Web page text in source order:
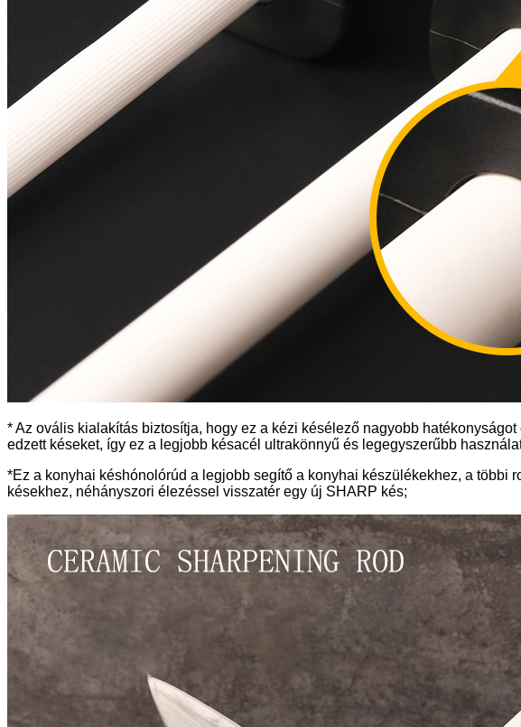
* Az ovális kialakítás biztosítja, hogy ez a kézi késélező nagyobb
edzett késeket, így ez a legjobb késacél ultrakönnyű és legegyszerűbb
*Ez a konyhai késhónolórúd a legjobb segítő a konyhai készülékekhez, a
késekhez, néhányszori élezéssel visszatér egy új SHARP kés;